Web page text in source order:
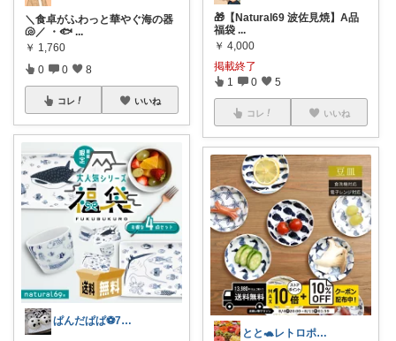
＼食卓がふわっと華やぐ海の器
🐚／ ・🐟 ...
￥ 1,760
0 0 8
コレ いいね
ぱんだぱぱ⚽️7日有難うございます
🎁【Natural69 波佐見焼】A品
福袋 ...
￥ 4,000
掲載終了
1 0 5
コレ いいね
とと🐢レトロポップとキッチン雑貨👒